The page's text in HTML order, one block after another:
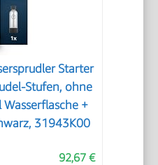
Starter
Stufen, ohne
Wasserflasche +
31943K00
92,67 €